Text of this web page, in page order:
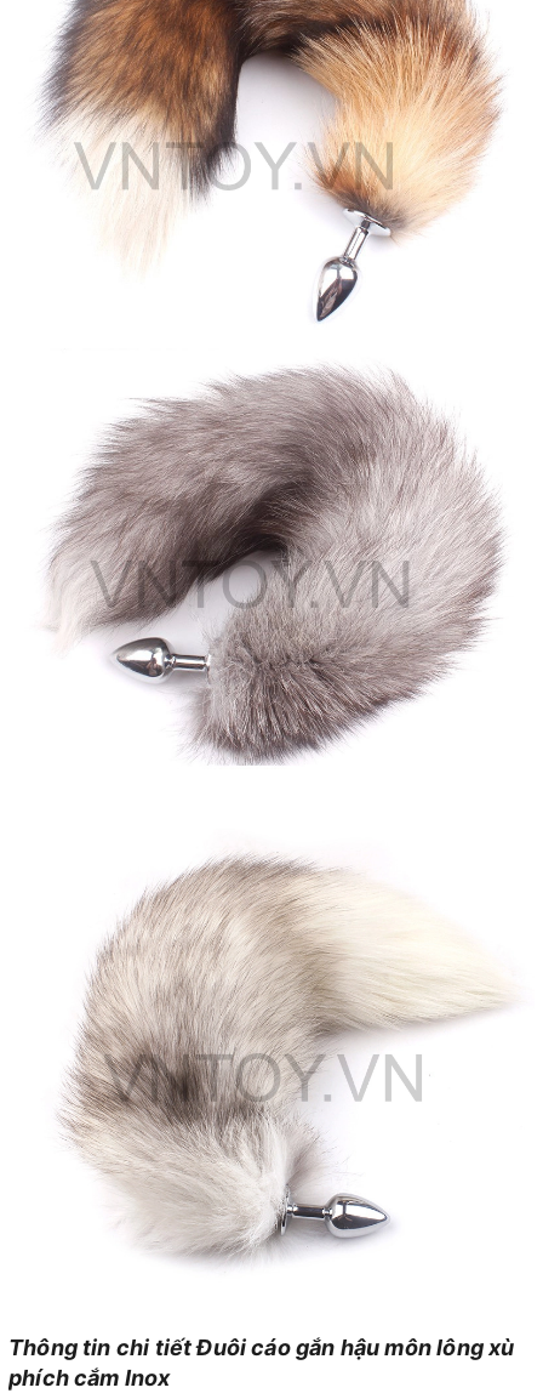
Thông tin chi tiết Đuôi cáo gắn hậu môn lông xù
phích cắm Inox